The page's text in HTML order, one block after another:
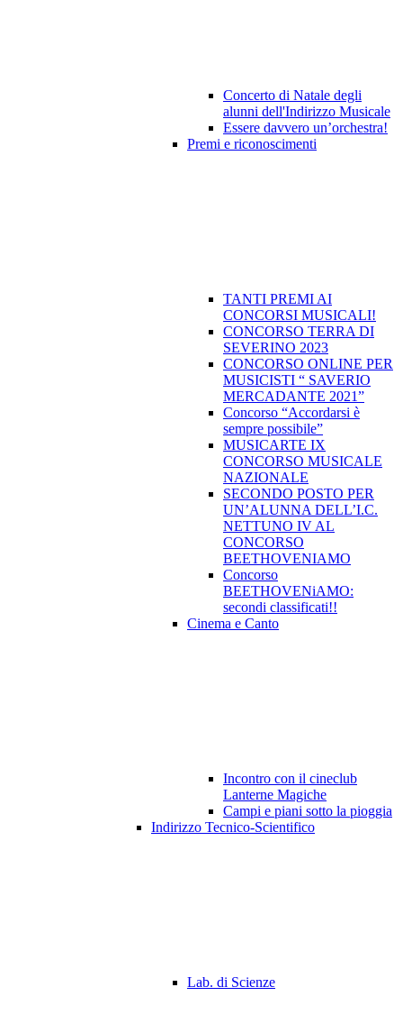
Concerto di Natale degli
alunni dell'Indirizzo Musicale
Essere davvero un’orchestra!
Premi e riconoscimenti
TANTI PREMI AI
CONCORSI MUSICALI!
CONCORSO TERRA DI
SEVERINO 2023
CONCORSO ONLINE PER
MUSICISTI “ SAVERIO
MERCADANTE 2021”
Concorso “Accordarsi è
sempre possibile”
MUSICARTE IX
CONCORSO MUSICALE
NAZIONALE
SECONDO POSTO PER
UN’ALUNNA DELL’I.C.
NETTUNO IV AL
CONCORSO
BEETHOVENIAMO
Concorso
BEETHOVENiAMO:
secondi classificati!!
Cinema e Canto
Incontro con il cineclub
Lanterne Magiche
Campi e piani sotto la pioggia
Indirizzo Tecnico-Scientifico
Lab. di Scienze